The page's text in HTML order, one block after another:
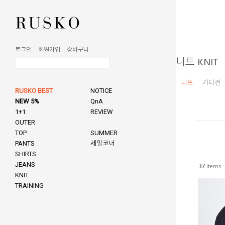
로그인 회원가입 장바구니
RUSKO BEST
NEW 5%
1+1
OUTER
TOP
PANTS
SHIRTS
JEANS
KNIT
TRAINING
NOTICE
QnA
REVIEW
SUMMER
세일코너
니트 KNIT
니트 가디건
37 items.